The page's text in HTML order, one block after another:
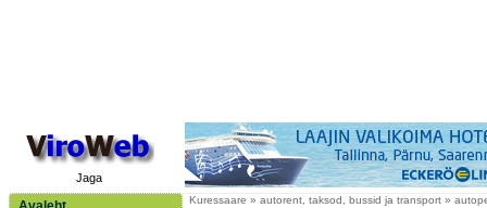
Jaga
Kuressaare » autorent, taksod, bussid ja transport »